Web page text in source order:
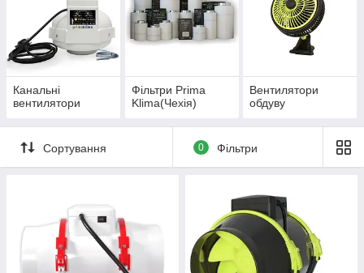
Канальні
вентилятори
Фільтри Prima
Klima(Чехія)
Вентилятори
обдуву
Сортування 0 Фільтри